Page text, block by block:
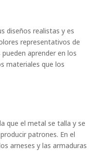
diseños realistas y es
representativos de
aprender en los
materiales que los
que el metal se talla y se
patrones. En el
arneses y las armaduras